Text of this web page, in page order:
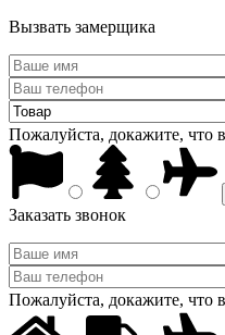
Вызвать замерщика
Пожалуйста, докажите, что
Заказать звонок
Пожалуйста, докажите, что